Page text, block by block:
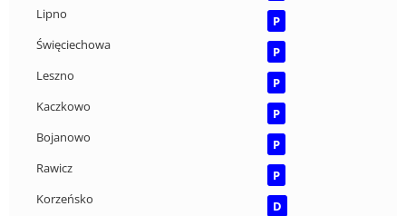
Lipno
P
Święciechowa
P
Leszno
P
Kaczkowo
P
Bojanowo
P
Rawicz
P
Korzeńsko
D